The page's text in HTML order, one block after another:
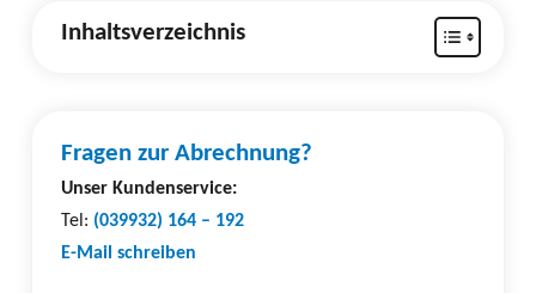
Inhaltsverzeichnis
Fragen zur Abrechnung?
Unser Kundenservice:
Tel: (039932) 164 – 192
E-Mail schreiben